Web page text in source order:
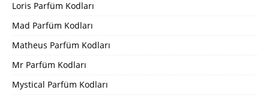
Loris Parfüm Kodları
Mad Parfüm Kodları
Matheus Parfüm Kodları
Mr Parfüm Kodları
Mystical Parfüm Kodları